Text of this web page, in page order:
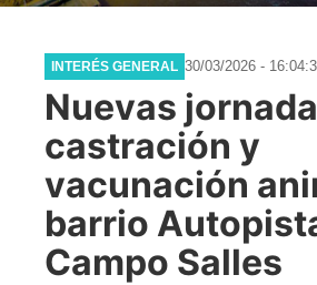
INTERÉS GENERAL 30/03/2026 -
Nuevas
castración y
vacunación
barrio
Campo Salles